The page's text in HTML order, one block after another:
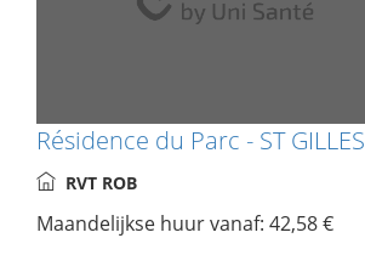
Résidence du Parc - ST GILLES
RVT ROB
Maandelijkse huur vanaf: 42,58 €